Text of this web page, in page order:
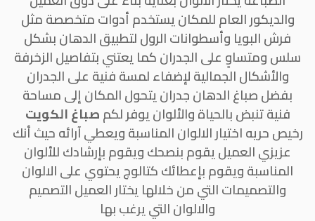
والديكور العام للمكان يستخدم أدوات متخصصة مثل
فرش البويا وأسطوانات الرول لتطبيق الدهان بشكل
سلس ومتساوٍ على الجدران كما يعتني بتفاصيل الزخرفة
والأشكال الجمالية لإضفاء لمسة فنية على الجدران
بفضل صباغ الدهان جدران يتحول المكان إلى مساحة
فنية تنبض بالحياة والألوان يوفر لكمصباغ الكويت
رخيص حريه اختيار الالوان المناسبة ويعطي آرائه حيث أنك
عزيزي العميل يقوم بنصحك ويقوم بإرشادك للألوان
المناسبة ويقوم بإعطائك كتالوج يحتوي على الالوان
والتصميمات التي من خلالها يختار العميل التصميم
والالوان التي يرغب بها